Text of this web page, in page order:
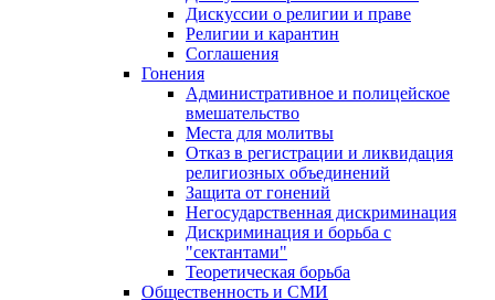
Дискуссии о религии и праве
Религии и карантин
Соглашения
Гонения
Административное и полицейское
вмешательство
Места для молитвы
Отказ в регистрации и ликвидация
религиозных объединений
Защита от гонений
Негосударственная дискриминация
Дискриминация и борьба с
"сектантами"
Теоретическая борьба
Общественность и СМИ